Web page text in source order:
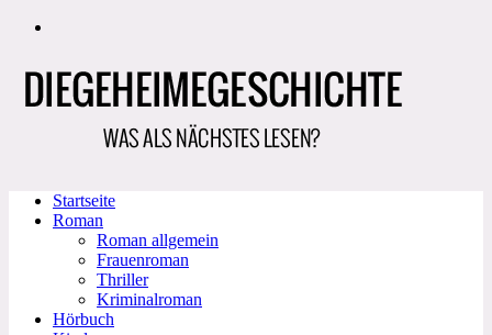
Zum
Startseite
Roman
Roman allgemein
Frauenroman
Thriller
Kriminalroman
Hörbuch